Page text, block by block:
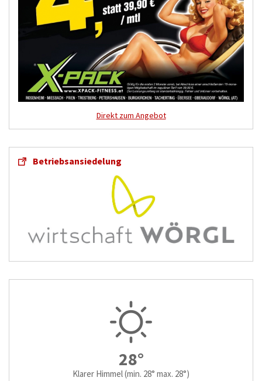
Direkt zum Angebot
Betriebsansiedelung
28°
Klarer Himmel(min. 28° max. 28°)